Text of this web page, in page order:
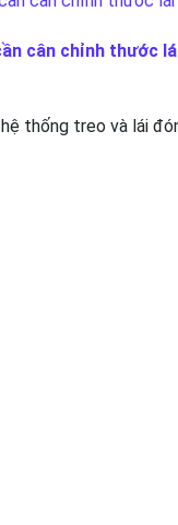
cân chỉnh thước
thống treo và lái